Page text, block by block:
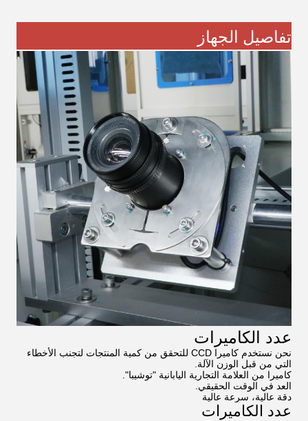
تفاصيل الجهاز
عدد الكاميرات
نحن نستخدم كاميرا CCD للتحقق من كمية المنتجات لتجنب الأخطاء
التي من قبل الوزن الآلة.
كاميرا من العلامة التجارية اليابانية "توشيبا".
العد في الوقت الحقيقي.
دقة عالية، سرعة عالية
عدد الكاميرات